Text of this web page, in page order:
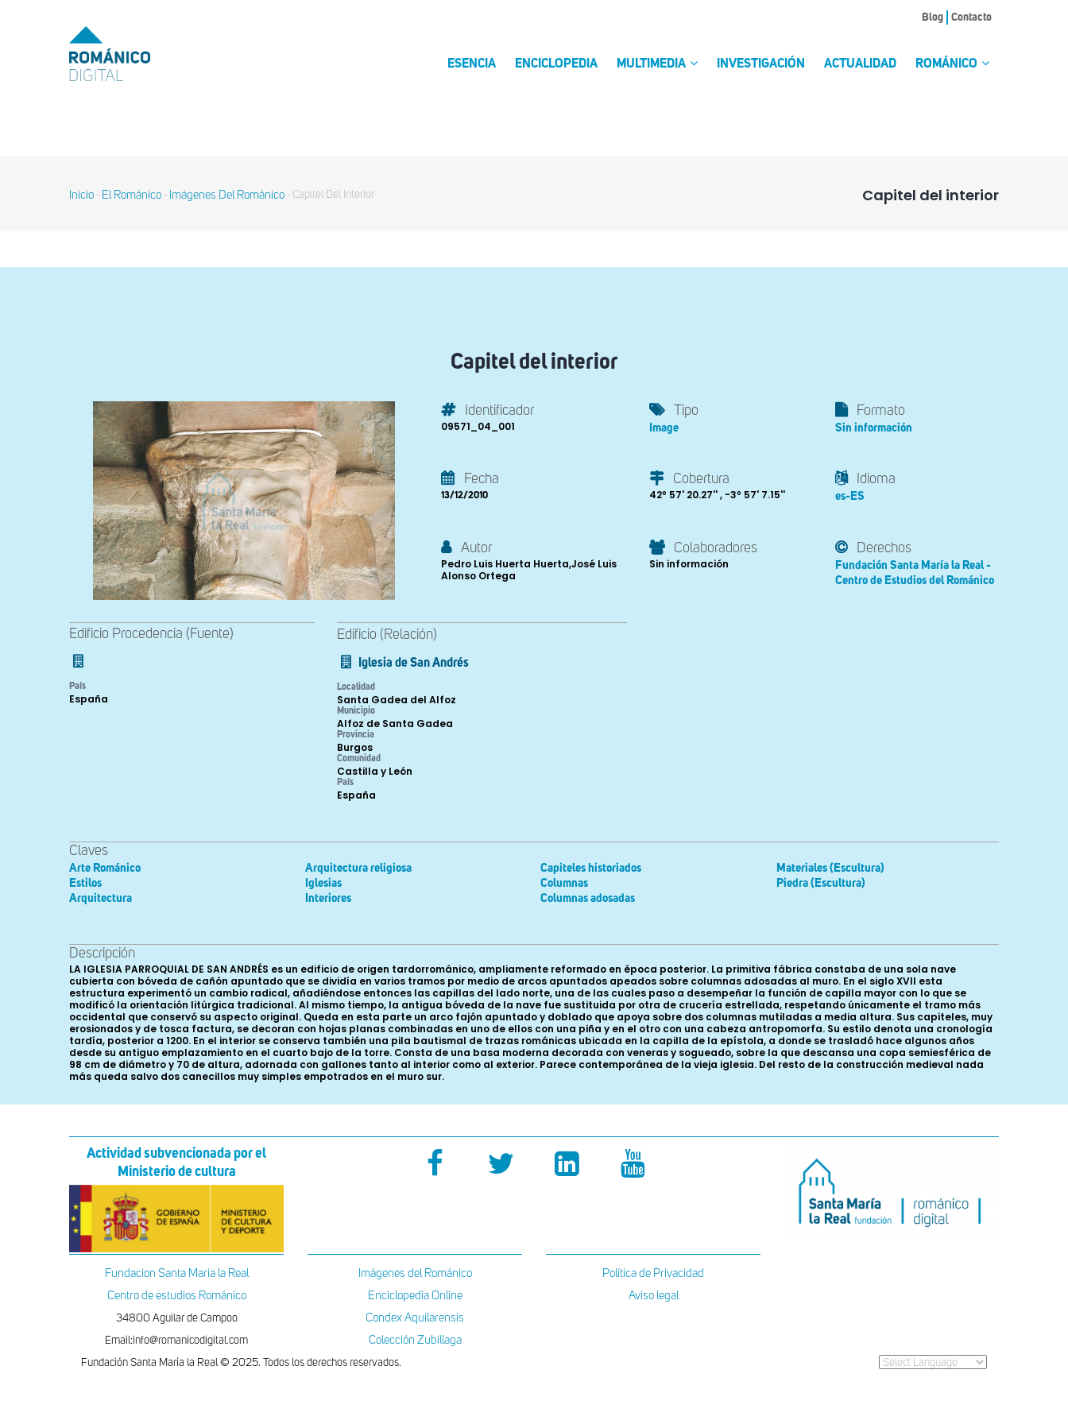
MENU
TOP
Blog Contacto
ESENCIA ENCICLOPEDIA MULTIMEDIA INVESTIGACIÓN ACTUALIDAD ROMÁNICO
Capitel del interior
Sobrescribir
Inicio - El Románico - Imágenes Del Románico - Capitel Del Interior
Capitel del interior
Identificador
09571_04_001
Tipo
Image
Formato
Sin información
Fecha
13/12/2010
Cobertura
42º 57' 20.27'' , -3º 57' 7.15''
Idioma
es-ES
Autor
Pedro Luis Huerta Huerta,José Luis
Alonso Ortega
Colaboradores
Sin información
Derechos
Fundación Santa María la Real -
Centro de Estudios del Románico
Edificio Procedencia (Fuente)
País
España
Edificio (Relación)
Iglesia de San Andrés
Localidad
Santa Gadea del Alfoz
Municipio
Alfoz de Santa Gadea
Provincia
Burgos
Comunidad
Castilla y León
País
España
Claves
Arte Románico
Estilos
Arquitectura
Arquitectura religiosa
Iglesias
Interiores
Capiteles historiados
Columnas
Columnas adosadas
Materiales (Escultura)
Piedra (Escultura)
Descripción
LA IGLESIA PARROQUIAL DE SAN ANDRÉS es un edificio de origen tardorrománico, ampliamente reformado en época posterior. La primitiva fábrica constaba de una sola nave
cubierta con bóveda de cañón apuntado que se dividía en varios tramos por medio de arcos apuntados apeados sobre columnas adosadas al muro. En el siglo XVII esta
estructura experimentó un cambio radical, añadiéndose entonces las capillas del lado norte, una de las cuales paso a desempeñar la función de capilla mayor con lo que se
modificó la orientación litúrgica tradicional. Al mismo tiempo, la antigua bóveda de la nave fue sustituida por otra de crucería estrellada, respetando únicamente el tramo más
occidental que conservó su aspecto original. Queda en esta parte un arco fajón apuntado y doblado que apoya sobre dos columnas mutiladas a media altura. Sus capiteles, muy
erosionados y de tosca factura, se decoran con hojas planas combinadas en uno de ellos con una piña y en el otro con una cabeza antropomorfa. Su estilo denota una cronología
tardía, posterior a 1200. En el interior se conserva también una pila bautismal de trazas románicas ubicada en la capilla de la epístola, a donde se trasladó hace algunos años
desde su antiguo emplazamiento en el cuarto bajo de la torre. Consta de una basa moderna decorada con veneras y sogueado, sobre la que descansa una copa semiesférica de
98 cm de diámetro y 70 de altura, adornada con gallones tanto al interior como al exterior. Parece contemporánea de la vieja iglesia. Del resto de la construcción medieval nada
más queda salvo dos canecillos muy simples empotrados en el muro sur.
Actividad subvencionada por el
Ministerio de cultura
Fundacion Santa Maria la Real
Centro de estudios Románico
34800 Aguilar de Campoo
Email:info@romanicodigital.com
Imágenes del Románico
Enciclopedia Online
Condex Aquilarensis
Colección Zubillaga
Política de Privacidad
Aviso legal
Fundación Santa María la Real © 2025. Todos los derechos reservados.